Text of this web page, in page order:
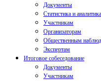
Документы
Статистика и аналитика
Участникам
Организаторам
Общественным
Экспертам
Итоговое собеседование
Документы
Участникам